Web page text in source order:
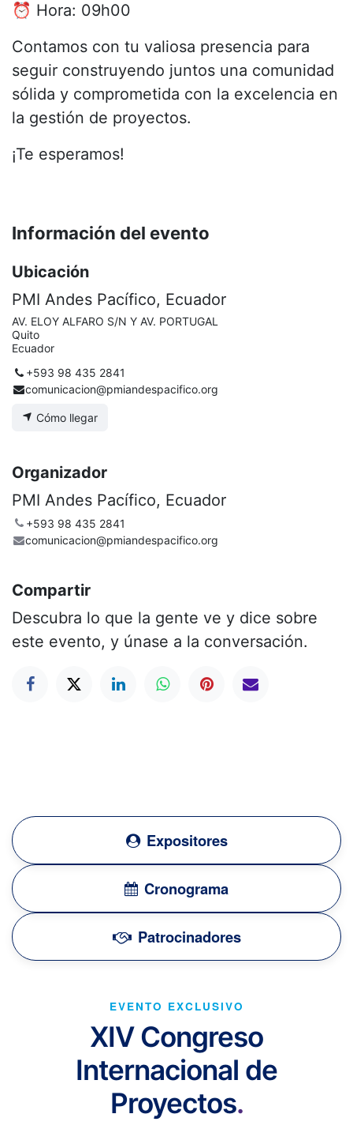
⏰ Hora: 09h00
Contamos con tu valiosa presencia para
seguir construyendo juntos una comunidad
sólida y comprometida con la excelencia en
la gestión de proyectos.
¡Te esperamos!
Información del evento
Ubicación
PMI Andes Pacífico, Ecuador
AV. ELOY ALFARO S/N Y AV. PORTUGAL
Quito
Ecuador
+593 98 435 2841
comunicacion@pmiandespacifico.org
Cómo llegar
Organizador
PMI Andes Pacífico, Ecuador
+593 98 435 2841
comunicacion@pmiandespacifico.org
Compartir
Descubra lo que la gente ve y dice sobre
este evento, y únase a la conversación.
Expositores
Cronograma
Patrocinadores
EVENTO EXCLUSIVO
XIV Congreso
Internacional de
Proyectos.